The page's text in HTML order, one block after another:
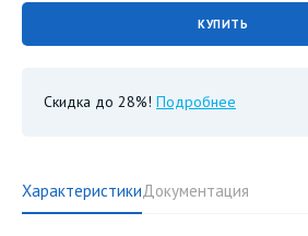
КУПИТЬ
Скидка до 28%! Подробнее
ХарактеристикиДокументация